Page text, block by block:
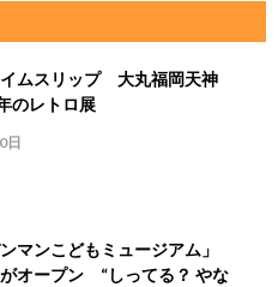
ムスリップ 大丸福岡天神
のレトロ展
日
マンこどもミュージアム」
オープン “しってる？ やな